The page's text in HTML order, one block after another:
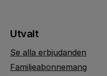
Utvalt
Se alla erbjudanden
Familjeabonnemang